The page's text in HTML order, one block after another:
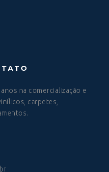
na comercialização e
carpetes,